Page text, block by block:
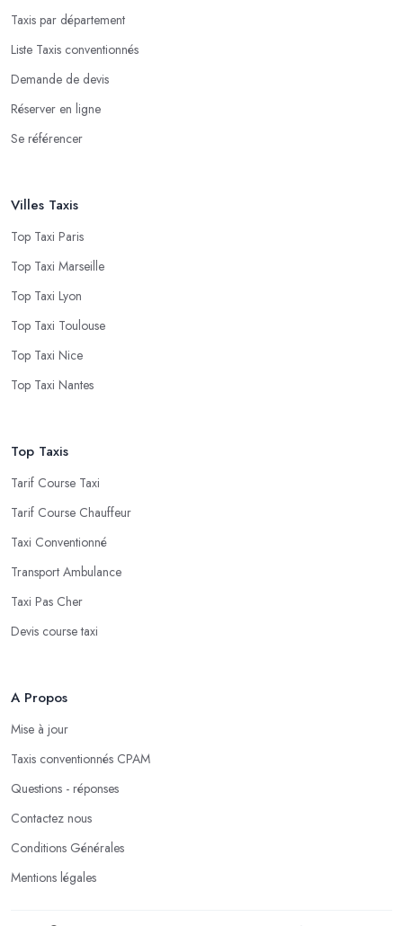
Taxis par département
Liste Taxis conventionnés
Demande de devis
Réserver en ligne
Se référencer
Villes Taxis
Top Taxi Paris
Top Taxi Marseille
Top Taxi Lyon
Top Taxi Toulouse
Top Taxi Nice
Top Taxi Nantes
Top Taxis
Tarif Course Taxi
Tarif Course Chauffeur
Taxi Conventionné
Transport Ambulance
Taxi Pas Cher
Devis course taxi
A Propos
Mise à jour
Taxis conventionnés CPAM
Questions - réponses
Contactez nous
Conditions Générales
Mentions légales